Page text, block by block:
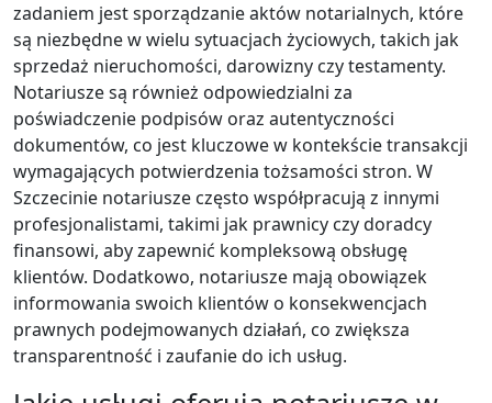
zadaniem jest sporządzanie aktów notarialnych, które
są niezbędne w wielu sytuacjach życiowych, takich jak
sprzedaż nieruchomości, darowizny czy testamenty.
Notariusze są również odpowiedzialni za
poświadczenie podpisów oraz autentyczności
dokumentów, co jest kluczowe w kontekście transakcji
wymagających potwierdzenia tożsamości stron. W
Szczecinie notariusze często współpracują z innymi
profesjonalistami, takimi jak prawnicy czy doradcy
finansowi, aby zapewnić kompleksową obsługę
klientów. Dodatkowo, notariusze mają obowiązek
informowania swoich klientów o konsekwencjach
prawnych podejmowanych działań, co zwiększa
transparentność i zaufanie do ich usług.